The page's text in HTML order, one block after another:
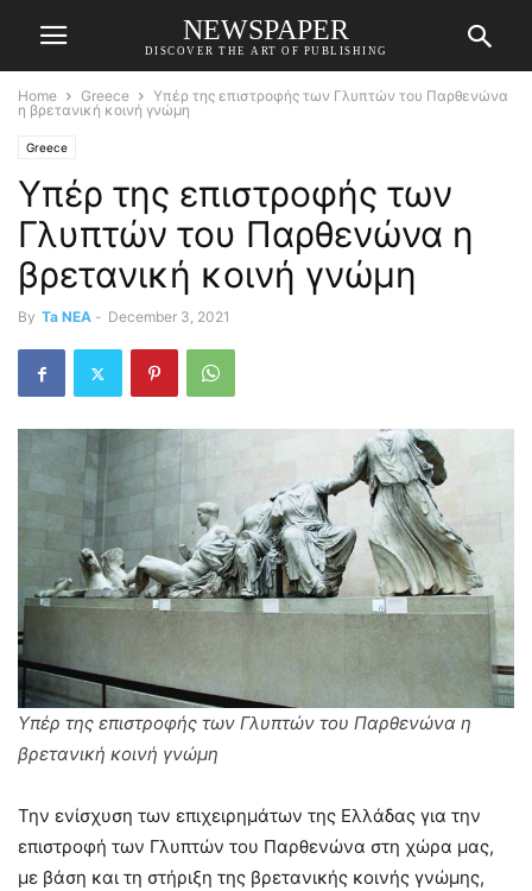
NEWSPAPER
DISCOVER THE ART OF PUBLISHING
Home Greece
Υπέρ της επιστροφής των Γλυπτών του Παρθενώνα
η βρετανική κοινή γνώμη
Greece
Υπέρ της επιστροφής των
Γλυπτών του Παρθενώνα η
βρετανική κοινή γνώμη
By Ta NEA - December 3, 2021
Υπέρ της επιστροφής των Γλυπτών του Παρθενώνα η
βρετανική κοινή γνώμη
Την ενίσχυση των επιχειρημάτων της Ελλάδας για την
επιστροφή των Γλυπτών του Παρθενώνα στη χώρα μας,
με βάση και τη στήριξη της βρετανικής κοινής γνώμης,